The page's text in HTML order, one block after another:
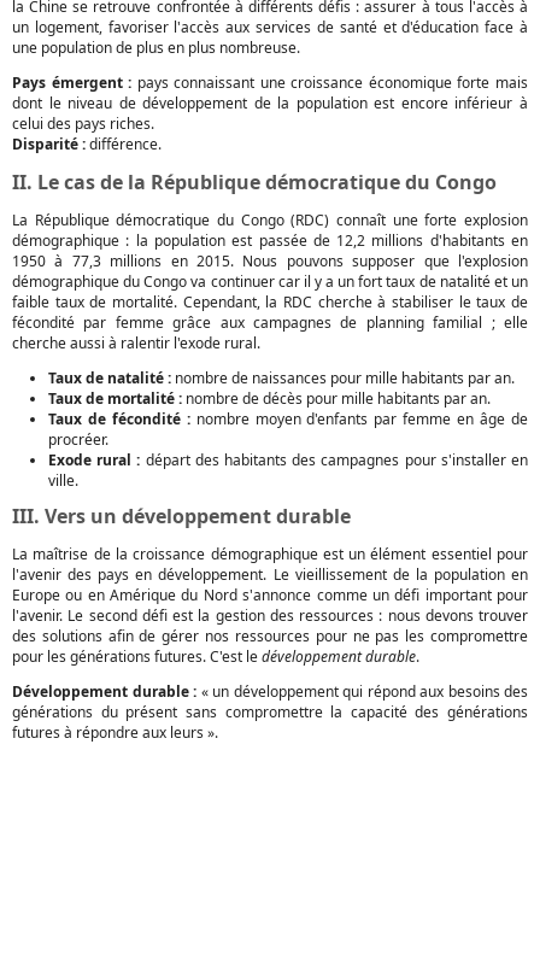
la Chine se retrouve confrontée à différents défis : assurer à tous l'accès à
un logement, favoriser l'accès aux services de santé et d'éducation face à
une population de plus en plus nombreuse.
Pays émergent : pays connaissant une croissance économique forte mais
dont le niveau de développement de la population est encore inférieur à
celui des pays riches.
Disparité :différence.
II. Le cas de la République démocratique du Congo
La République démocratique du Congo (RDC) connaît une forte explosion
démographique : la population est passée de 12,2 millions d'habitants en
1950 à 77,3 millions en 2015. Nous pouvons supposer que l'explosion
démographique du Congo va continuer car il y a un fort taux de natalité et un
faible taux de mortalité. Cependant, la RDC cherche à stabiliser le taux de
fécondité par femme grâce aux campagnes de planning familial ; elle
cherche aussi à ralentir l'exode rural.
Taux de natalité : nombre de naissances pour mille habitants par an.
Taux de mortalité : nombre de décès pour mille habitants par an.
Taux de fécondité :nombre moyen d'enfants par femme en âge de
procréer.
Exode rural : départ des habitants des campagnes pour s'installer en
ville.
III. Vers un développement durable
La maîtrise de la croissance démographique est un élément essentiel pour
l'avenir des pays en développement. Le vieillissement de la population en
Europe ou en Amérique du Nord s'annonce comme un défi important pour
l'avenir. Le second défi est la gestion des ressources : nous devons trouver
des solutions afin de gérer nos ressources pour ne pas les compromettre
pour les générations futures. C'est ledéveloppement durable.
Développement durable : « un développement qui répond aux besoins des
générations du présent sans compromettre la capacité des générations
futures à répondre aux leurs ».